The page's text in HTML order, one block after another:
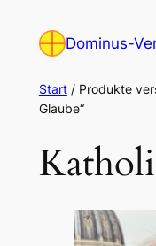
Inhalt
Dominus-
Start/ Produkte
Glaube“